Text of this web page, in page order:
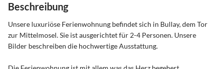
Beschreibung
Unsere luxuriöse Ferienwohnung befindet sich in Bullay, dem Tor
zur Mittelmosel. Sie ist ausgerichtet für 2-4 Personen. Unsere
Bilder beschreiben die hochwertige Ausstattung.